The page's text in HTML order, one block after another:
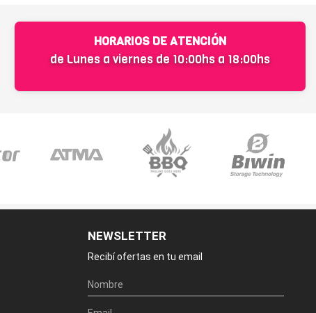
HORARIOS DE ATENCIÓN
de Lunes a viernes de 10:00hs a 18:00hs
NEWSLETTER
Recibí ofertas en tu email